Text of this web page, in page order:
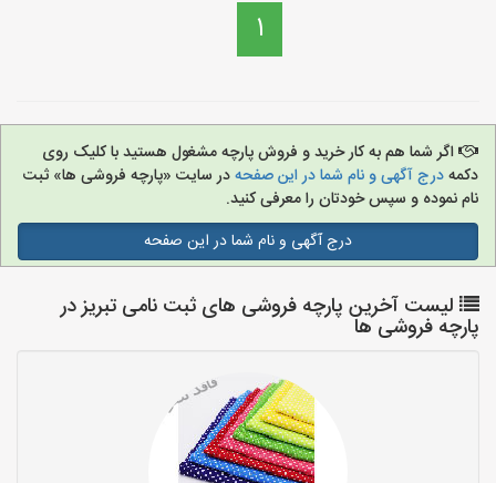
1
اگر شما هم به کار خرید و فروش پارچه مشغول هستید با کلیک روی
دکمهدرج آگهی و نام شما در این صفحهدر سایت «پارچه فروشی ها» ثبت
نام نموده و سپس خودتان را معرفی کنید.
درج آگهی و نام شما در این صفحه
لیست آخرین پارچه فروشی های ثبت نامی تبریز در
پارچه فروشی ها